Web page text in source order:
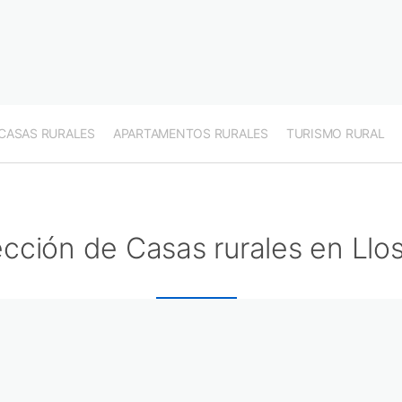
RURALES APARTAMENTOS RURALES TURISMO RURAL
de Casas rurales en